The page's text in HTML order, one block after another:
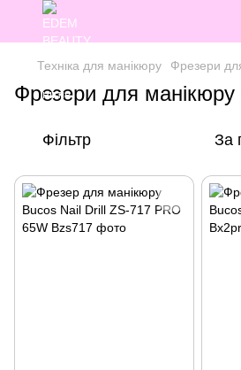
Техніка для манікюру Фрезери
Фрезери для
Фільтр За